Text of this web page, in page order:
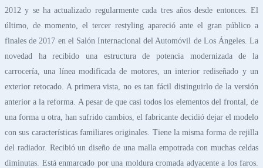
2012 y se ha actualizado regularmente cada tres años desde entonces. El
último, de momento, el tercer restyling apareció ante el gran público a
finales de 2017 en el Salón Internacional del Automóvil de Los Ángeles. La
novedad ha recibido una estructura de potencia modernizada de la
carrocería, una línea modificada de motores, un interior rediseñado y un
exterior retocado. A primera vista, no es tan fácil distinguirlo de la versión
anterior a la reforma. A pesar de que casi todos los elementos del frontal, de
una forma u otra, han sufrido cambios, el fabricante decidió dejar el modelo
con sus características familiares originales. Tiene la misma forma de rejilla
del radiador. Recibió un diseño de una malla empotrada con muchas celdas
diminutas. Está enmarcado por una moldura cromada adyacente a los faros.